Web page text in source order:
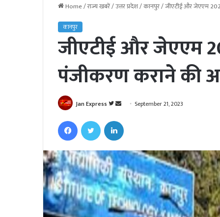
Home/राज्य खबरें/उत्तर प्रदेश/कानपुर/जीएटीई और जेएएम
कानपुर
जीएटीई और जेएएम
पंजीकरण कराने की
Jan Express
F
l
l
o
w
o
n
T
w
n
d
a
n
e
m
a
i
September 21, 2023